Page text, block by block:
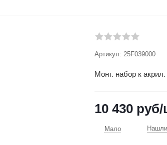
Артикул: 25F039000
Монт. набор к
10 430 руб/
Мало